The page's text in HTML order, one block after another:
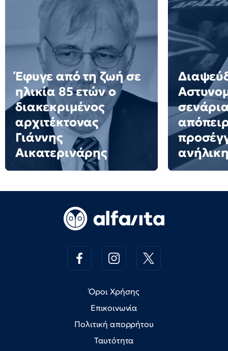
Έφυγε από τη ζωή σε
ηλικία 85 ετών ο
διακεκριμένος
αρχιτέκτονας
Γιάννης
Αικατερινάρης
Όροι Χρήσης
Επικοινωνία
Πολιτική απορρήτου
Ταυτότητα